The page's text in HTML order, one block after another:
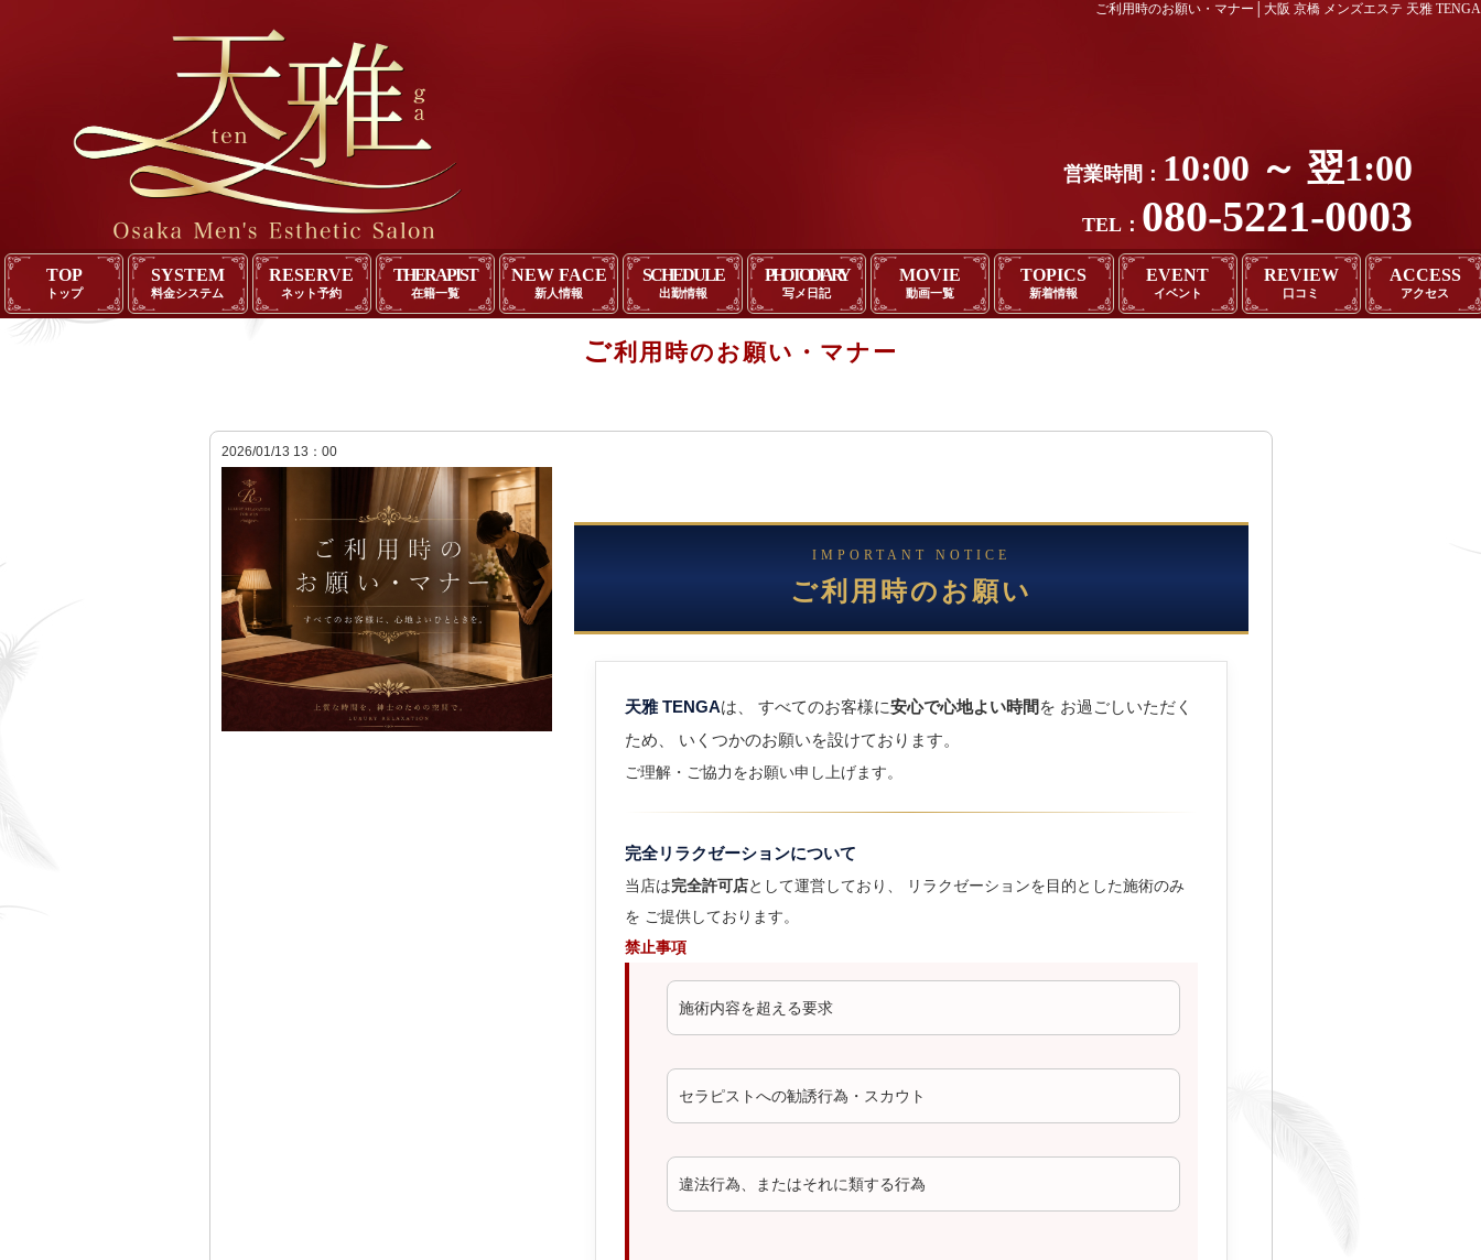
ご利用時のお願い・マナー│大阪 京橋 メンズエステ 天雅 TENGA
営業時間： 10:00 ～ 翌1:00
TEL： 080-5221-0003
TOP
トップ
SYSTEM
料金システム
RESERVE
ネット予約
THERAPIST
在籍一覧
NEW FACE
新人情報
SCHEDULE
出勤情報
PHOTO DIARY
写メ日記
MOVIE
動画一覧
TOPICS
新着情報
EVENT
イベント
REVIEW
口コミ
ACCESS
アクセス
ご利用時のお願い・マナー
2026/01/13 13：00
IMPORTANT NOTICE
ご利用時のお願い
天雅 TENGAは、 すべてのお客様に安心で心地よい時間 を お過ごしいただく
ため、 いくつかのお願いを設けております。
ご理解・ご協力をお願い申し上げます。
完全リラクゼーションについて
当店は完全許可店として運営しており、 リラクゼーションを目的とした施術のみ
を ご提供しております。
禁止事項
施術内容を超える要求
セラピストへの勧誘行為・スカウト
違法行為、またはそれに類する行為